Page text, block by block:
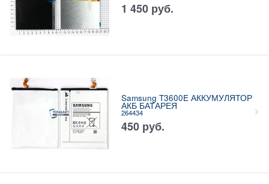
1 450 руб.
Samsung T3600E АККУМУЛЯТОР
АКБ БАТАРЕЯ
264434
450 руб.